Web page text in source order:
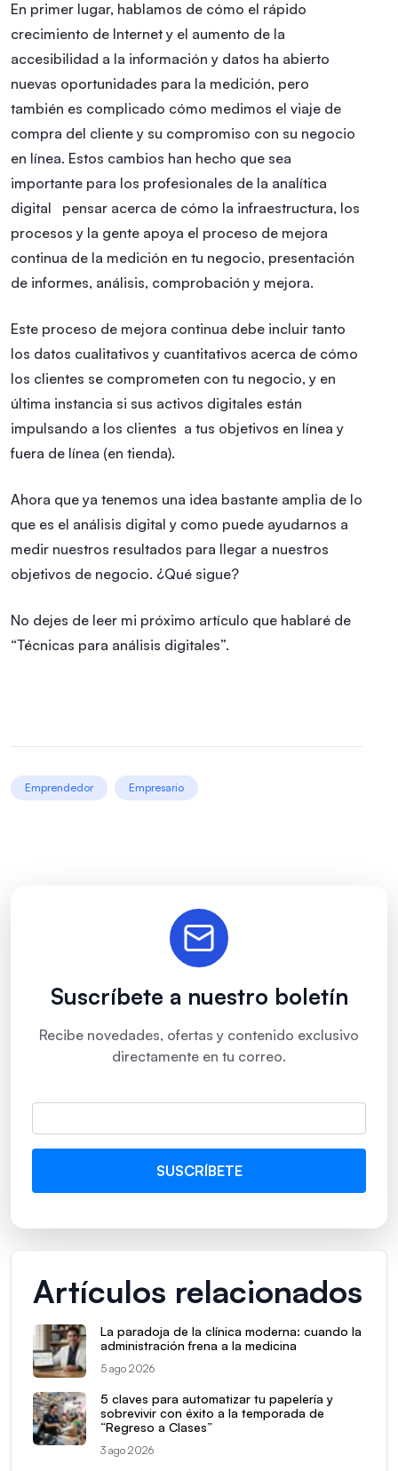
En primer lugar, hablamos de cómo el rápido
crecimiento de Internet y el aumento de la
accesibilidad a la información y datos ha abierto
nuevas oportunidades para la medición, pero
también es complicado cómo medimos el viaje de
compra del cliente y su compromiso con su negocio
en línea. Estos cambios han hecho que sea
importante para los profesionales de la analítica
digital pensar acerca de cómo la infraestructura, los
procesos y la gente apoya el proceso de mejora
continua de la medición en tu negocio, presentación
de informes, análisis, comprobación y mejora.
Este proceso de mejora continua debe incluir tanto
los datos cualitativos y cuantitativos acerca de cómo
los clientes se comprometen con tu negocio, y en
última instancia si sus activos digitales están
impulsando a los clientes a tus objetivos en línea y
fuera de línea (en tienda).
Ahora que ya tenemos una idea bastante amplia de lo
que es el análisis digital y como puede ayudarnos a
medir nuestros resultados para llegar a nuestros
objetivos de negocio. ¿Qué sigue?
No dejes de leer mi próximo artículo que hablaré de
“Técnicas para análisis digitales”.
Emprendedor Empresario
Suscríbete a nuestro boletín
Recibe novedades, ofertas y contenido exclusivo
directamente en tu correo.
Artículos relacionados
La paradoja de la clínica moderna: cuando la
administración frena a la medicina
5 ago 2026
5 claves para automatizar tu papelería y
sobrevivir con éxito a la temporada de
“Regreso a Clases”
3 ago 2026